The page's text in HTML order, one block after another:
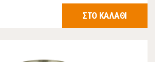
ΣΤΟ ΚΑΛΑΘΙ